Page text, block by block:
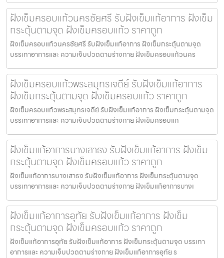
ฝังเข็มครอบแก้วนครชัยศรี รับฝังเข็มแก้อาการ ฝังเข็ม
กระตุ้นตามจุด ฝังเข็มครอบแก้ว ราคาถูก
ฝังเข็มครอบแก้วนครชัยศรี รับฝังเข็มแก้อาการ ฝังเข็มกระตุ้นตามจุด
บรรเทาอาการและ ความเจ็บปวดตามร่างกาย ฝังเข็มครอบแก้วนคร
ฝังเข็มครอบแก้วพระสมุทรเจดีย์ รับฝังเข็มแก้อาการ
ฝังเข็มกระตุ้นตามจุด ฝังเข็มครอบแก้ว ราคาถูก
ฝังเข็มครอบแก้วพระสมุทรเจดีย์ รับฝังเข็มแก้อาการ ฝังเข็มกระตุ้นตามจุด
บรรเทาอาการและ ความเจ็บปวดตามร่างกาย ฝังเข็มครอบแก
ฝังเข็มแก้อาการบางเสาธง รับฝังเข็มแก้อาการ ฝังเข็ม
กระตุ้นตามจุด ฝังเข็มครอบแก้ว ราคาถูก
ฝังเข็มแก้อาการบางเสาธง รับฝังเข็มแก้อาการ ฝังเข็มกระตุ้นตามจุด
บรรเทาอาการและ ความเจ็บปวดตามร่างกาย ฝังเข็มแก้อาการบางเ
ฝังเข็มแก้อาการอุทัย รับฝังเข็มแก้อาการ ฝังเข็ม
กระตุ้นตามจุด ฝังเข็มครอบแก้ว ราคาถูก
ฝังเข็มแก้อาการอุทัย รับฝังเข็มแก้อาการ ฝังเข็มกระตุ้นตามจุด บรรเทา
อาการและ ความเจ็บปวดตามร่างกาย ฝังเข็มแก้อาการอุทัย ร